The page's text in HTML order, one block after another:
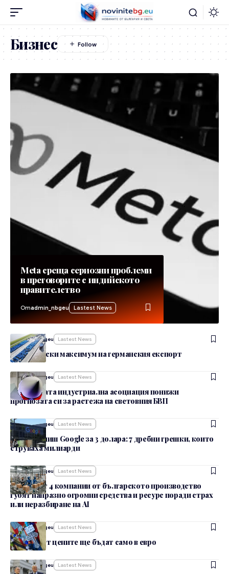
Бизнес
Meta среща сериозни проблеми
в преговорите с индийското
правителство
Отadmin_nbgeu Lastest News
Отadmin_nbgeu Lastest News
Исторически максимум на германския експорт
Отadmin_nbgeu Lastest News
Германската индустриална асоциация понижи
прогнозата си за растежа на световния БВП
Отadmin_nbgeu Lastest News
Как да купиш Google за 3 долара: 7 дребни грешки, които
струваха милиарди
Отadmin_nbgeu Lastest News
Всеки 3 от 4 компании от българското производство
губят напразно огромни средства и ресурс поради страх
или неразбиране на AI
Отadmin_nbgeu Lastest News
От 9 август цените ще бъдат само в евро
Отadmin_nbgeu Lastest News